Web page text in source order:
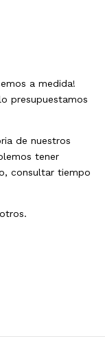
a medida!
presupuestamos
de nuestros
tener
consultar tiempo